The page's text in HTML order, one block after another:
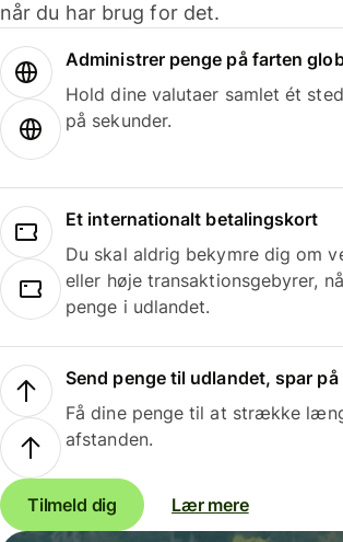
når du har brug for det.
Administrer penge på farten
Hold dine valutaer samlet ét
på sekunder.
Et internationalt betalingskort
Du skal aldrig bekymre dig om
eller høje transaktionsgebyrer,
penge i udlandet.
Send penge til udlandet, spar
Få dine penge til at strække
afstanden.
Tilmeld dig Lær mere